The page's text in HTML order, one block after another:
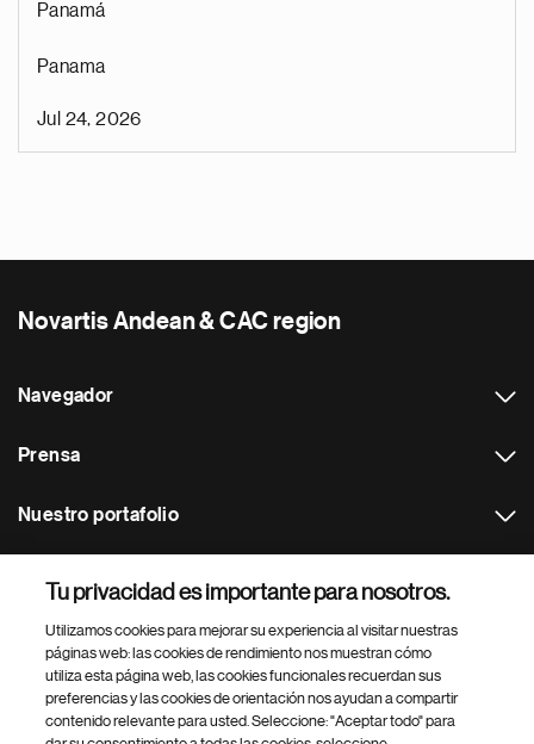
Panamá
Panama
Jul 24, 2026
Novartis Andean & CAC region
Navegador
Prensa
Nuestro portafolio
Footer Site Search
Tu privacidad es importante para nosotros.
Utilizamos cookies para mejorar su experiencia al visitar nuestras
páginas web: las cookies de rendimiento nos muestran cómo
utiliza esta página web, las cookies funcionales recuerdan sus
preferencias y las cookies de orientación nos ayudan a compartir
contenido relevante para usted. Seleccione: "Aceptar todo" para